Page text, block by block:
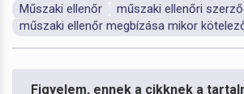
Műszaki ellenőr
műszaki ellenőri
műszaki ellenőr megbízása mikor
Figyelem, ennek a cikknek a